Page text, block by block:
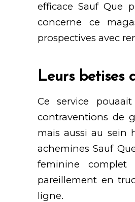
efficace Sauf Que
concerne ce
prospectives avec
Leurs betises
Ce service
contraventions de
mais aussi au sein
achemines Sauf
feminine
pareillement en
ligne.